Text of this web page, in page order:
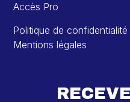
Accès Pro
Politique de confidentialité
Mentions légales